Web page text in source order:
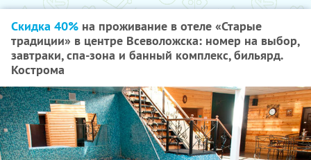
Скидка 40% на проживание в отеле «Старые
традиции» в центре Всеволожска: номер на выбор,
завтраки, спа-зона и банный комплекс, бильярд.
Кострома